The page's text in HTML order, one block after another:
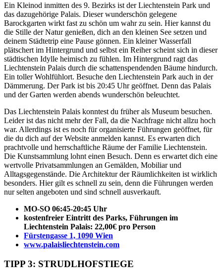
Ein Kleinod inmitten des 9. Bezirks ist der Liechtenstein Park und
das dazugehörige Palais. Dieser wunderschön gelegene
Barockgarten wirkt fast zu schön um wahr zu sein. Hier kannst du
die Stille der Natur genießen, dich an den kleinen See setzen und
deinem Städtetrip eine Pause gönnen. Ein kleiner Wasserfall
plätschert im Hintergrund und selbst ein Reiher scheint sich in dieser
städtischen Idylle heimisch zu fühlen. Im Hintergrund ragt das
Liechtenstein Palais durch die schattenspendenden Bäume hindurch.
Ein toller Wohlfühlort. Besuche den Liechtenstein Park auch in der
Dämmerung. Der Park ist bis 20:45 Uhr geöffnet. Denn das Palais
und der Garten werden abends wunderschön beleuchtet.
Das Liechtenstein Palais konntest du früher als Museum besuchen.
Leider ist das nicht mehr der Fall, da die Nachfrage nicht allzu hoch
war. Allerdings ist es noch für organisierte Führungen geöffnet, für
die du dich auf der Website anmelden kannst. Es erwarten dich
prachtvolle und herrschaftliche Räume der Familie Liechtenstein.
Die Kunstsammlung lohnt einen Besuch. Denn es erwartet dich eine
wertvolle Privatsammlungen an Gemälden, Mobiliar und
Alltagsgegenstände. Die Architektur der Räumlichkeiten ist wirklich
besonders. Hier gilt es schnell zu sein, denn die Führungen werden
nur selten angeboten und sind schnell ausverkauft.
MO-SO 06:45-20:45 Uhr
kostenfreier Eintritt des Parks, Führungen im
Liechtenstein Palais: 22,00€ pro Person
Fürstengasse 1, 1090 Wien
www.palaisliechtenstein.com
TIPP 3: STRUDLHOFSTIEGE